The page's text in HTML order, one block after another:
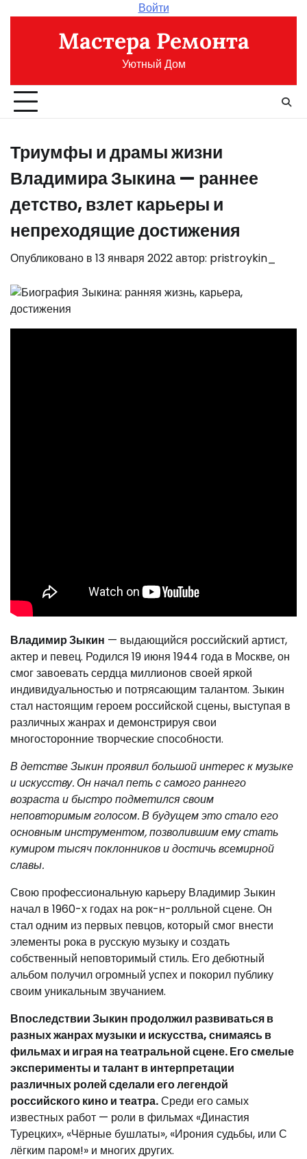
содержимому
Войти
Мастера Ремонта
Уютный Дом
Триумфы и драмы жизни
Владимира Зыкина — раннее
детство, взлет карьеры и
непреходящие достижения
Опубликовано в 13 января 2022автор: pristroykin_
Владимир Зыкин — выдающийся российский артист,
актер и певец. Родился 19 июня 1944 года в Москве, он
смог завоевать сердца миллионов своей яркой
индивидуальностью и потрясающим талантом. Зыкин
стал настоящим героем российской сцены, выступая в
различных жанрах и демонстрируя свои
многосторонние творческие способности.
В детстве Зыкин проявил большой интерес к музыке
и искусству. Он начал петь с самого раннего
возраста и быстро подметился своим
неповторимым голосом. В будущем это стало его
основным инструментом, позволившим ему стать
кумиром тысяч поклонников и достичь всемирной
славы.
Свою профессиональную карьеру Владимир Зыкин
начал в 1960-х годах на рок-н-ролльной сцене. Он
стал одним из первых певцов, который смог внести
элементы рока в русскую музыку и создать
собственный неповторимый стиль. Его дебютный
альбом получил огромный успех и покорил публику
своим уникальным звучанием.
Впоследствии Зыкин продолжил развиваться в
разных жанрах музыки и искусства, снимаясь в
фильмах и играя на театральной сцене. Его смелые
эксперименты и талант в интерпретации
различных ролей сделали его легендой
российского кино и театра.Среди его самых
известных работ — роли в фильмах «Династия
Турецких», «Чёрные бушлаты», «Ирония судьбы, или С
лёгким паром!» и многих других.